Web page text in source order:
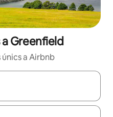
Greenfield
a Airbnb
podràs navegar-hi a